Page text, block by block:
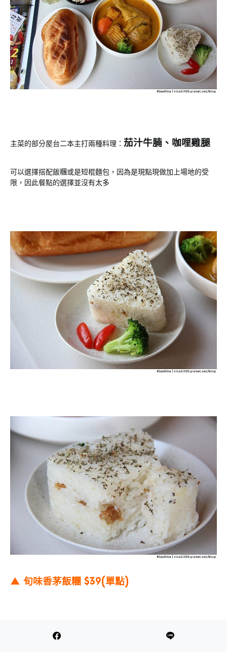
主菜的部分屋台二本主打兩種料理： 茄汁牛腩、咖哩雞腿
可以選擇搭配飯糰或是短棍麵包，因為是現點現做加上場地的受
限，因此餐點的選擇並沒有太多
▲ 旬味香茅飯糰 $39(單點)
使用的是苑裡飽滿稻穗的壽司米，加上新鮮的香茅、羅勒和檸檬葉